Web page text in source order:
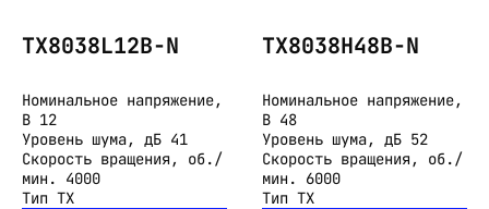
TX8038L12B-N
Номинальное напряжение,
В 12
Уровень шума, дБ 41
Скорость вращения, об./
мин.
4000
Тип TX
TX8038H48B-N
Номинальное напряжение,
В 48
Уровень шума, дБ 52
Скорость вращения, об./
мин.
6000
Тип TX